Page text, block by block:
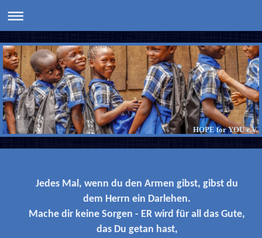
HOPE for YOU e.V.
Jedes Mal, wenn du den Armen gibst, gibst du
dem Herrn ein Darlehen.
Mache dir keine Sorgen - ER wird für all das Gute,
das Du getan hast,